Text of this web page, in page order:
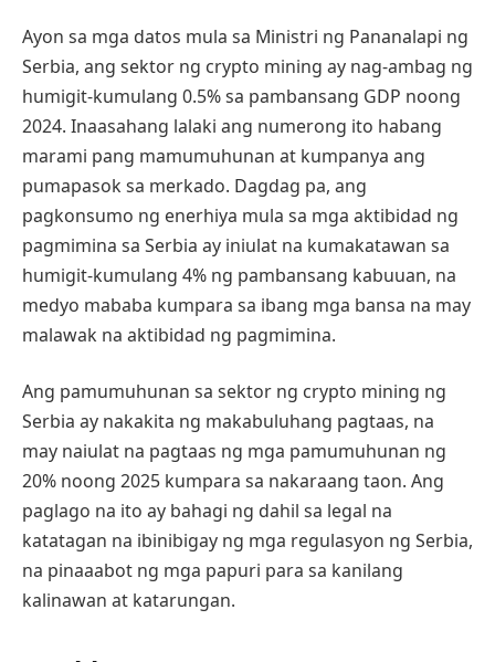
Ayon sa mga datos mula sa Ministri ng Pananalapi ng
Serbia, ang sektor ng crypto mining ay nag-ambag ng
humigit-kumulang 0.5% sa pambansang GDP noong
2024. Inaasahang lalaki ang numerong ito habang
marami pang mamumuhunan at kumpanya ang
pumapasok sa merkado. Dagdag pa, ang
pagkonsumo ng enerhiya mula sa mga aktibidad ng
pagmimina sa Serbia ay iniulat na kumakatawan sa
humigit-kumulang 4% ng pambansang kabuuan, na
medyo mababa kumpara sa ibang mga bansa na may
malawak na aktibidad ng pagmimina.
Ang pamumuhunan sa sektor ng crypto mining ng
Serbia ay nakakita ng makabuluhang pagtaas, na
may naiulat na pagtaas ng mga pamumuhunan ng
20% noong 2025 kumpara sa nakaraang taon. Ang
paglago na ito ay bahagi ng dahil sa legal na
katatagan na ibinibigay ng mga regulasyon ng Serbia,
na pinaaabot ng mga papuri para sa kanilang
kalinawan at katarungan.